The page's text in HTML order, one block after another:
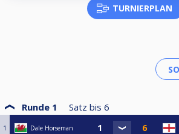
TURNIERPLAN
Runde 1 Satz bis 6
1 Dale Horseman